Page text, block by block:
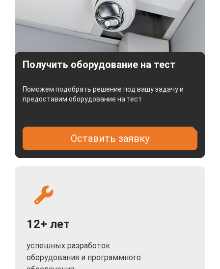
Получить оборудование на тест
Поможем подобрать решение под вашу задачу и
предоставим оборудование на тест
Оставить заявку
12+ лет
успешных разработок
оборудования и программного